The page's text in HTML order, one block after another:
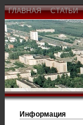
ГЛАВНАЯ СТАТЬИ
Информация